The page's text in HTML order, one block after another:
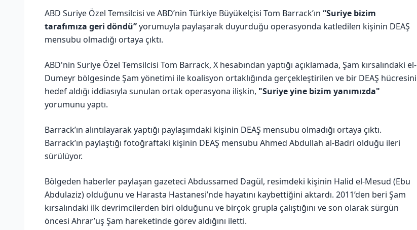
ABD Suriye Özel Temsilcisi ve ABD’nin Türkiye Büyükelçisi Tom Barrack’ın “Suriye bizim
tarafımıza geri döndü”yorumuyla paylaşarak duyurduğu operasyonda katledilen kişinin DEAŞ
mensubu olmadığı ortaya çıktı.
ABD'nin Suriye Özel Temsilcisi Tom Barrack, X hesabından yaptığı açıklamada, Şam kırsalındaki el-
Dumeyr bölgesinde Şam yönetimi ile koalisyon ortaklığında gerçekleştirilen ve bir DEAŞ hücresini
hedef aldığı iddiasıyla sunulan ortak operasyona ilişkin, "Suriye yine bizim yanımızda"
yorumunu yaptı.
Barrack’ın alıntılayarak yaptığı paylaşımdaki kişinin DEAŞ mensubu olmadığı ortaya çıktı.
Barrack’ın paylaştığı fotoğraftaki kişinin DEAŞ mensubu Ahmed Abdullah al-Badri olduğu ileri
sürülüyor.
Bölgeden haberler paylaşan gazeteci Abdussamed Dagül, resimdeki kişinin Halid el-Mesud (Ebu
Abdulaziz) olduğunu ve Harasta Hastanesi’nde hayatını kaybettiğini aktardı. 2011’den beri Şam
kırsalındaki ilk devrimcilerden biri olduğunu ve birçok grupla çalıştığını ve son olarak sürgün
öncesi Ahrar’uş Şam hareketinde görev aldığını iletti.